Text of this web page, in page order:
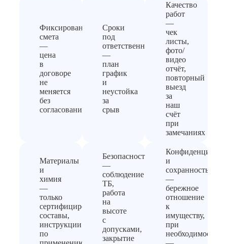
Фиксированная
смета
—
цена
в
договоре
не
меняется
без
согласования
Сроки
под
ответственность
—
план
график
и
неустойка
за
срыв
Качество
работ
—
чек
листы,
фото/
видео
отчёт,
повторный
выезд
за
наш
счёт
при
замечаниях
Материалы
и
химия
—
только
сертифицированные
составы,
инструкции
по
Безопасность
—
соблюдение
ТБ,
работа
на
высоте
с
допусками,
закрытие
и
сохранность
—
бережное
отношение
к
имуществу,
при
необходимости